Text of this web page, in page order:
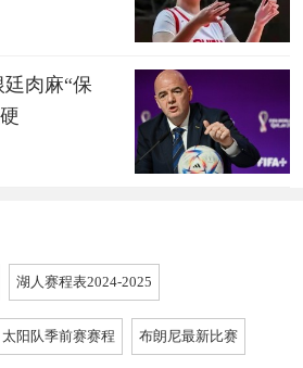
肉麻“保
湖人赛程表2024-2025
太阳队季前赛赛程 布朗尼最新比赛